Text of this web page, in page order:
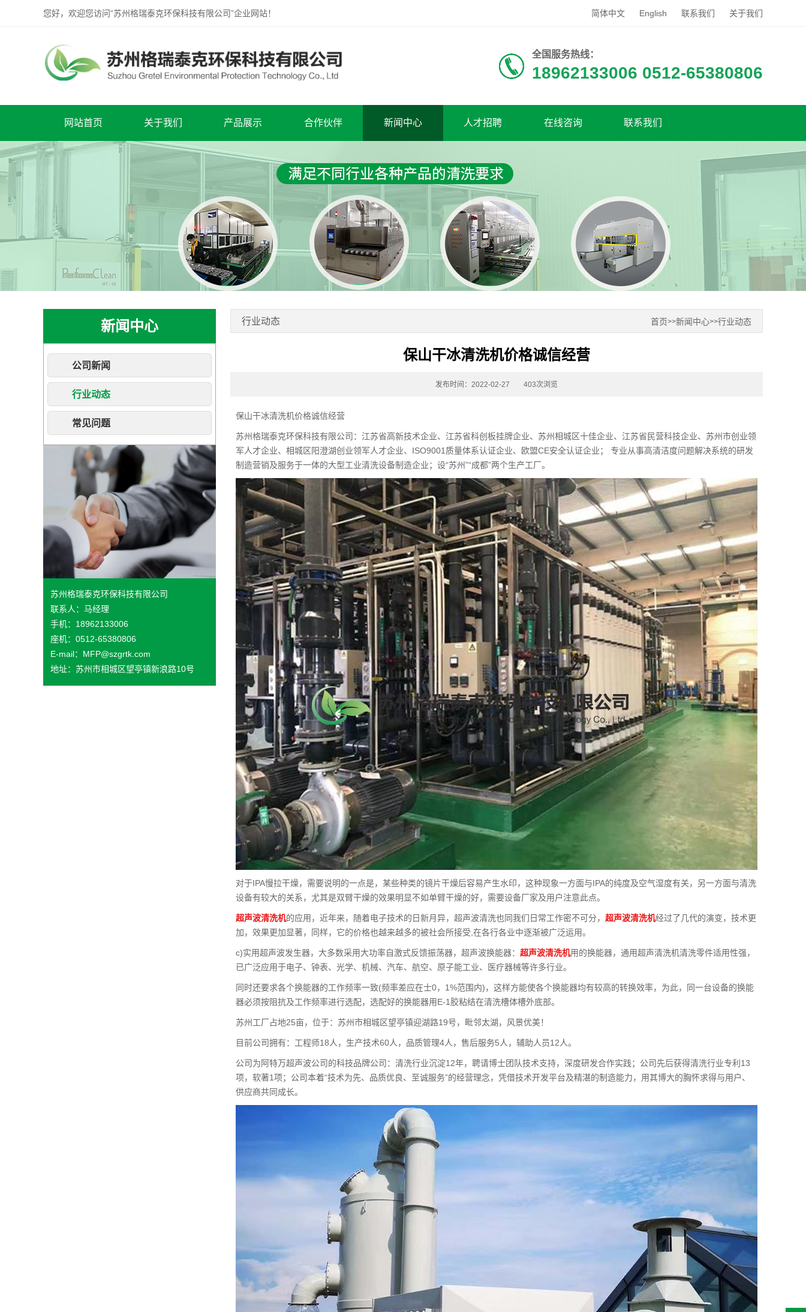
您好，欢迎您访问“苏州格瑞泰克环保科技有限公司”企业网站！ 简体中文 English 联系我们 关于我们
全国服务热线：
18962133006 0512-65380806
网站首页 关于我们 产品展示 合作伙伴 新闻中心 人才招聘 在线咨询 联系我们
新闻中心
公司新闻
行业动态
常见问题
苏州格瑞泰克环保科技有限公司
联系人：马经理
手机：18962133006
座机：0512-65380806
E-mail：MFP@szgrtk.com
地址：苏州市相城区望亭镇新浪路10号
行业动态 首页>>新闻中心>>行业动态
保山干冰清洗机价格诚信经营
发布时间：2022-02-27 403次浏览
保山干冰清洗机价格诚信经营
苏州格瑞泰克环保科技有限公司：江苏省高新技术企业、江苏省科创板挂牌企业、苏州相城区十佳企业、江苏省民营科技企业、苏州市创业领
军人才企业、相城区阳澄湖创业领军人才企业、ISO9001质量体系认证企业、欧盟CE安全认证企业； 专业从事高清洁度问题解决系统的研发
制造营销及服务于一体的大型工业清洗设备制造企业；设“苏州”“成都”两个生产工厂。
对于IPA慢拉干燥，需要说明的一点是，某些种类的镜片干燥后容易产生水印，这种现象一方面与IPA的纯度及空气湿度有关，另一方面与清洗
设备有较大的关系，尤其是双臂干燥的效果明显不如单臂干燥的好，需要设备厂家及用户注意此点。
超声波清洗机的应用，近年来，随着电子技术的日新月异，超声波清洗也同我们日常工作密不可分， 超声波清洗机经过了几代的演变，技术更
加，效果更加显著，同样，它的价格也越来越多的被社会所接受,在各行各业中逐渐被广泛运用。
c)实用超声波发生器，大多数采用大功率自激式反馈振荡器，超声波换能器： 超声波清洗机用的换能器，通用超声清洗机清洗零件适用性强，
已广泛应用于电子、钟表、光学、机械、汽车、航空、原子能工业、医疗器械等许多行业。
同时还要求各个换能器的工作频率一致(频率差应在士0，1%范围内)，这样方能使各个换能器均有较高的转换效率，为此，同一台设备的换能
器必须按阻抗及工作频率进行选配，选配好的换能器用E-1胶粘结在清洗槽体槽外底部。
苏州工厂占地25亩，位于：苏州市相城区望亭镇迎湖路19号，毗邻太湖，风景优美！
目前公司拥有：工程师18人，生产技术60人，品质管理4人，售后服务5人，辅助人员12人。
公司为阿特万超声波公司的科技品牌公司：清洗行业沉淀12年，聘请博士团队技术支持，深度研发合作实践；公司先后获得清洗行业专利13
项，软著1项；公司本着“技术为先、品质优良、至诚服务”的经营理念，凭借技术开发平台及精湛的制造能力，用其博大的胸怀求得与用户、
供应商共同成长。